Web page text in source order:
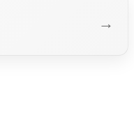
→